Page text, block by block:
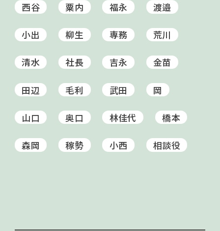
西谷 粟内 福永 渡邉
小出 柳生 専務 荒川
清水 社長 吉永 金苗
田辺 毛利 武田 岡
山口 奥口 林佳代 橋本
森岡 稼勢 小西 相談役